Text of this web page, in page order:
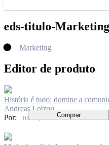
eds-titulo-Marketing
Marketing
Editor de produto
História é tudo: domine a
Andreas Loizou
Por:
R$ 78,00 Comprar